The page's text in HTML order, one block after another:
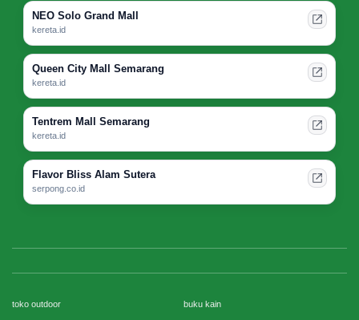
NEO Solo Grand Mall
kereta.id
Queen City Mall Semarang
kereta.id
Tentrem Mall Semarang
kereta.id
Flavor Bliss Alam Sutera
serpong.co.id
toko outdoor buku kain